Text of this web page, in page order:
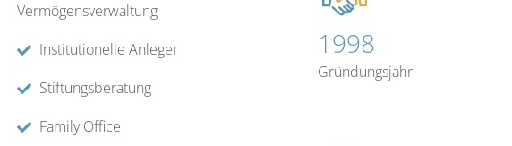
Vermögensverwaltung
Institutionelle Anleger
Stiftungsberatung
Family Office
1998
Gründungsjahr